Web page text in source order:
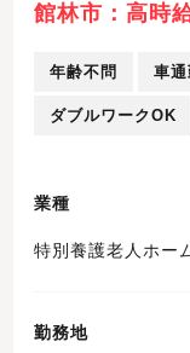
館林市：高時
年齢不問 車
ダブルワークOK
業種
特別養護老人ホー
勤務地